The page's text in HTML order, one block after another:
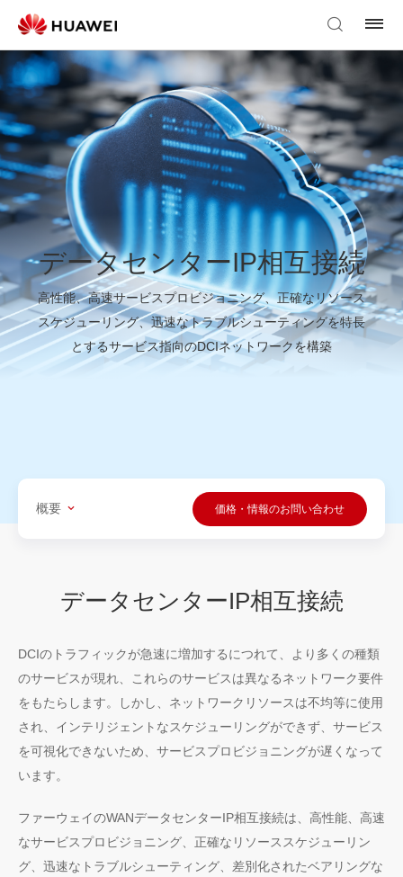
データセンターIP相互接続
高性能、高速サービスプロビジョニング、正確なリソース
スケジューリング、迅速なトラブルシューティングを特長
とするサービス指向のDCIネットワークを構築
概要 価格・情報のお問い合わせ
データセンターIP相互接続
DCIのトラフィックが急速に増加するにつれて、より多くの種類
のサービスが現れ、これらのサービスは異なるネットワーク要件
をもたらします。しかし、ネットワークリソースは不均等に使用
され、インテリジェントなスケジューリングができず、サービス
を可視化できないため、サービスプロビジョニングが遅くなって
います。
ファーウェイのWANデータセンターIP相互接続は、高性能、高速
なサービスプロビジョニング、正確なリソーススケジューリン
グ、迅速なトラブルシューティング、差別化されたベアリングな